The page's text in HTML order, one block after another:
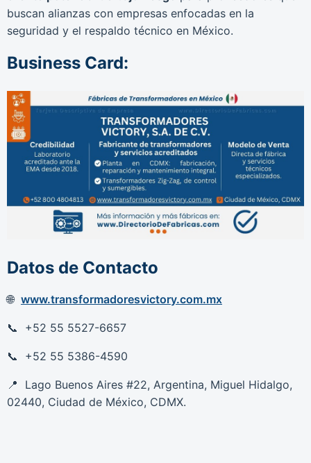
buscan alianzas con empresas enfocadas en la
seguridad y el respaldo técnico en México.
Business Card:
Datos de Contacto
www.transformadoresvictory.com.mx
+52 55 5527-6657
+52 55 5386-4590
Lago Buenos Aires #22, Argentina, Miguel Hidalgo,
02440, Ciudad de México, CDMX.